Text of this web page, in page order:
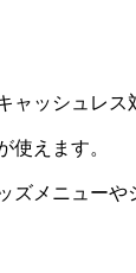
ャッシュレス
使えます。
ズメニューや